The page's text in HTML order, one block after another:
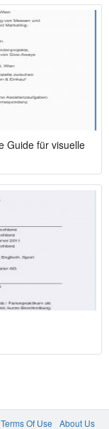
Terms Of Use About Us